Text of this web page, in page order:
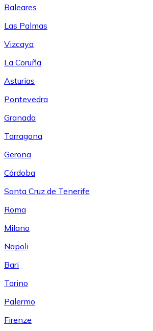
Baleares
Las Palmas
Vizcaya
La Coruña
Asturias
Pontevedra
Granada
Tarragona
Gerona
Córdoba
Santa Cruz de Tenerife
Roma
Milano
Napoli
Bari
Torino
Palermo
Firenze